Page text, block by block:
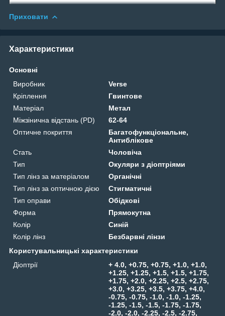
Приховати
Характеристики
Основні
Виробник
Verse
Кріплення
Гвинтове
Матеріал
Метал
Міжзінична відстань (PD)
62-64
Оптичне покриття
Багатофункціональне,
Антиблікове
Стать
Чоловіча
Тип
Окуляри з діоптріями
Тип лінз за матеріалом
Органічні
Тип лінз за оптичною дією
Стигматичні
Тип оправи
Обідкові
Форма
Прямокутна
Колір
Синій
Колір лінз
Безбарвні лінзи
Користувальницькі характеристики
Діоптрії
+ 4.0, +0.75, +0.75, +1.0, +1.0,
+1.25, +1.25, +1.5, +1.5, +1.75,
+1.75, +2.0, +2.25, +2.5, +2.75,
+3.0, +3.25, +3.5, +3.75, +4.0,
-0.75, -0.75, -1.0, -1.0, -1.25,
-1.25, -1.5, -1.5, -1.75, -1.75,
-2.0, -2.0, -2.25, -2.5, -2.75,